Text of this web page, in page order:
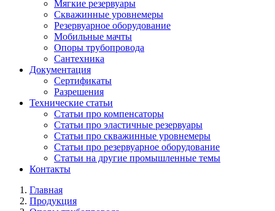
Мягкие резервуары
Скважинные уровнемеры
Резервуарное оборудование
Мобильные мачты
Опоры трубопровода
Сантехника
Документация
Сертификаты
Разрешения
Технические статьи
Статьи про компенсаторы
Статьи про эластичные резервуары
Статьи про скважинные уровнемеры
Статьи про резервуарное оборудование
Статьи на другие промышленные темы
Контакты
Главная
Продукция